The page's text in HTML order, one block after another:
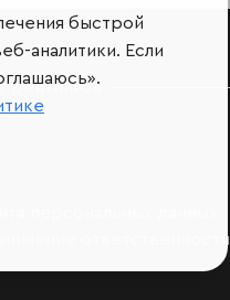
рейтингов
ответственности
быстрой
аналитики. Если